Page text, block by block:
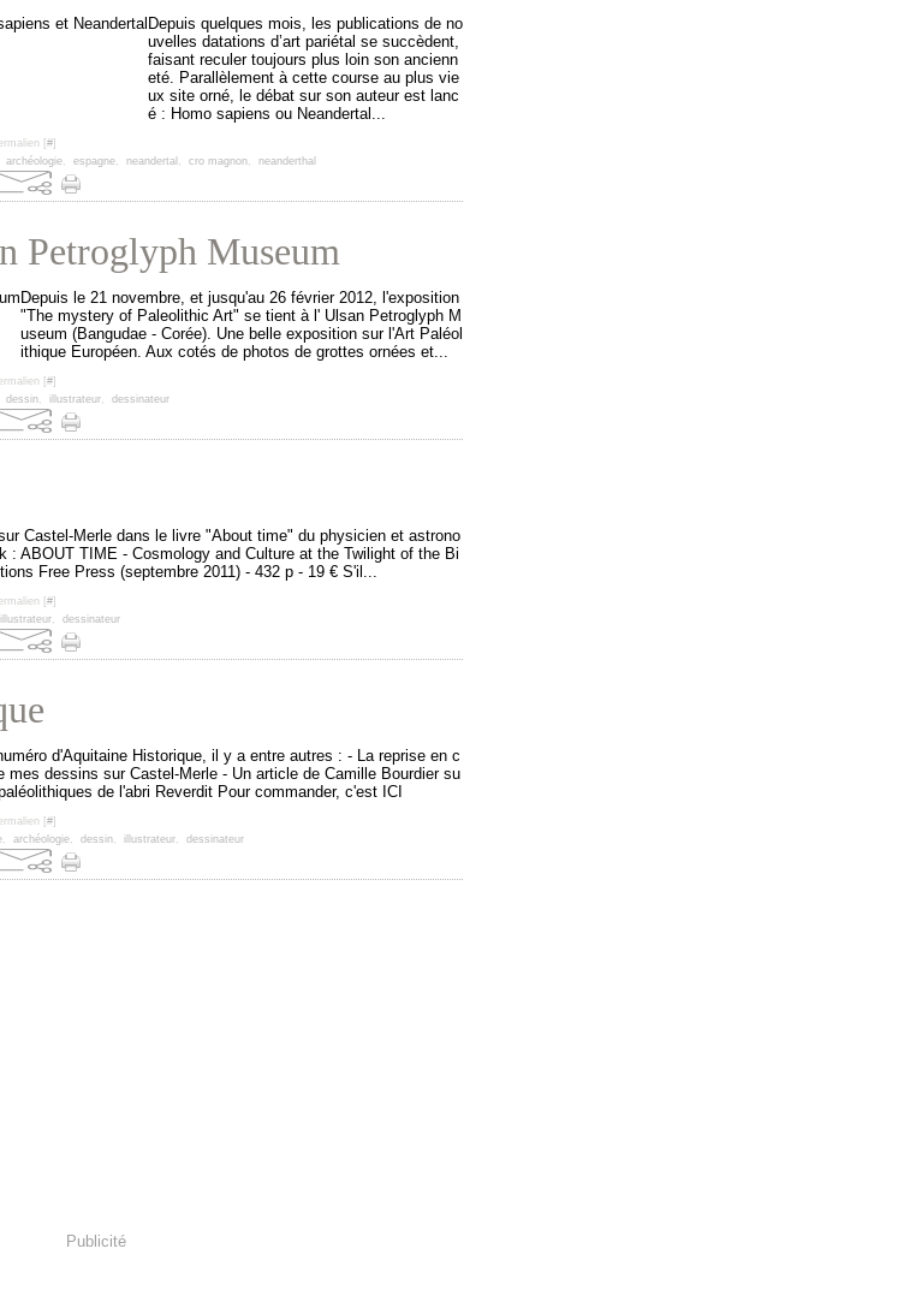
Depuis quelques mois, les publications de no
uvelles datations d’art pariétal se succèdent,
faisant reculer toujours plus loin son ancienn
eté. Parallèlement à cette course au plus vie
ux site orné, le débat sur son auteur est lanc
é : Homo sapiens ou Neandertal...
[ #]
archéologie, espagne, neandertal , cro magnon, neanderthal
Petroglyph Museum
Depuis le 21 novembre, et jusqu'au 26 février 2012, l'exposition
"The mystery of Paleolithic Art" se tient à l' Ulsan Petroglyph M
useum (Bangudae - Corée). Une belle exposition sur l'Art Paléol
ithique Européen. Aux cotés de photos de grottes ornées et...
[ #]
dessin, illustrateur, dessinateur
Castel-Merle dans le livre "About time" du physicien et astrono
: ABOUT TIME - Cosmology and Culture at the Twilight of the Bi
Free Press (septembre 2011) - 432 p - 19 € S'il...
[ #]
illustrateur, dessinateur
d'Aquitaine Historique, il y a entre autres : - La reprise en c
mes dessins sur Castel-Merle - Un article de Camille Bourdier su
de l'abri Reverdit Pour commander, c'est ICI
[ #]
, archéologie, dessin, illustrateur, dessinateur
Publicité